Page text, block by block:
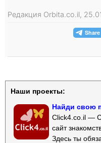
Редакция Orbita.co.il,
Наши проекты:
Найди свою
Click4.co.il —
сайт
Здесь ты